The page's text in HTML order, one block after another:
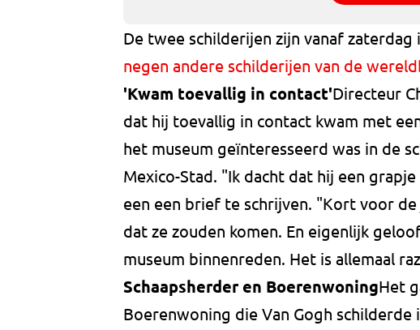
De twee schilderijen zijn vanaf zaterdag
negen andere schilderijen van de
'Kwam toevallig in contact'Directeur
dat hij toevallig in contact kwam met
het museum geïnteresseerd was in de
Mexico-Stad. "Ik dacht dat hij een
een een brief te schrijven. "Kort voor
dat ze zouden komen. En eigenlijk
museum binnenreden. Het is allemaal
Schaapsherder en BoerenwoningHet
Boerenwoning die Van Gogh schilderde